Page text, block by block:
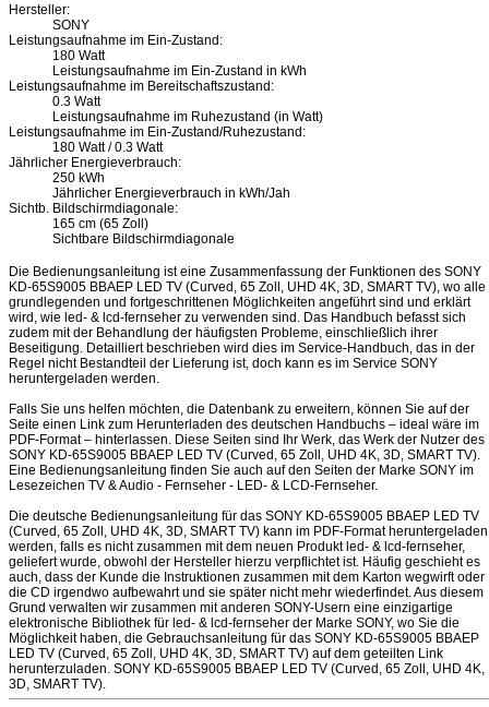
Hersteller:
SONY
Leistungsaufnahme im Ein-Zustand:
180 Watt
Leistungsaufnahme im Ein-Zustand in kWh
Leistungsaufnahme im Bereitschaftszustand:
0.3 Watt
Leistungsaufnahme im Ruhezustand (in Watt)
Leistungsaufnahme im Ein-Zustand/Ruhezustand:
180 Watt / 0.3 Watt
Jährlicher Energieverbrauch:
250 kWh
Jährlicher Energieverbrauch in kWh/Jah
Sichtb. Bildschirmdiagonale:
165 cm (65 Zoll)
Sichtbare Bildschirmdiagonale
Die Bedienungsanleitung ist eine Zusammenfassung der Funktionen des SONY
KD-65S9005 BBAEP LED TV (Curved, 65 Zoll, UHD 4K, 3D, SMART TV), wo alle
grundlegenden und fortgeschrittenen Möglichkeiten angeführt sind und erklärt
wird, wie led- & lcd-fernseher zu verwenden sind. Das Handbuch befasst sich
zudem mit der Behandlung der häufigsten Probleme, einschließlich ihrer
Beseitigung. Detailliert beschrieben wird dies im Service-Handbuch, das in der
Regel nicht Bestandteil der Lieferung ist, doch kann es im Service SONY
heruntergeladen werden.
Falls Sie uns helfen möchten, die Datenbank zu erweitern, können Sie auf der
Seite einen Link zum Herunterladen des deutschen Handbuchs – ideal wäre im
PDF-Format – hinterlassen. Diese Seiten sind Ihr Werk, das Werk der Nutzer des
SONY KD-65S9005 BBAEP LED TV (Curved, 65 Zoll, UHD 4K, 3D, SMART TV).
Eine Bedienungsanleitung finden Sie auch auf den Seiten der Marke SONY im
Lesezeichen TV & Audio - Fernseher - LED- & LCD-Fernseher.
Die deutsche Bedienungsanleitung für das SONY KD-65S9005 BBAEP LED TV
(Curved, 65 Zoll, UHD 4K, 3D, SMART TV) kann im PDF-Format heruntergeladen
werden, falls es nicht zusammen mit dem neuen Produkt led- & lcd-fernseher,
geliefert wurde, obwohl der Hersteller hierzu verpflichtet ist. Häufig geschieht es
auch, dass der Kunde die Instruktionen zusammen mit dem Karton wegwirft oder
die CD irgendwo aufbewahrt und sie später nicht mehr wiederfindet. Aus diesem
Grund verwalten wir zusammen mit anderen SONY-Usern eine einzigartige
elektronische Bibliothek für led- & lcd-fernseher der Marke SONY, wo Sie die
Möglichkeit haben, die Gebrauchsanleitung für das SONY KD-65S9005 BBAEP
LED TV (Curved, 65 Zoll, UHD 4K, 3D, SMART TV) auf dem geteilten Link
herunterzuladen. SONY KD-65S9005 BBAEP LED TV (Curved, 65 Zoll, UHD 4K,
3D, SMART TV).